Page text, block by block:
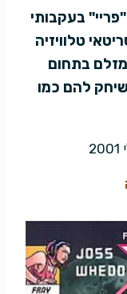
בעקבותי
טלוויזיה
בתחום
להם כמו